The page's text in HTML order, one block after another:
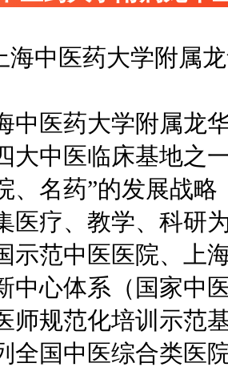
海中医药大学附属
医药大学附属龙华
大中医临床基地之
、名药”的发展战
医疗、教学、科研
示范中医医院、上
中心体系（国家中
师规范化培训示范
全国中医综合类医